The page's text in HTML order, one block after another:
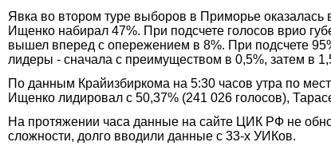
Явка во втором туре выборов в Приморье
Ищенко набирал 47%. При подсчете голосов врио
вышел вперед с опережением в 8%. При подсчете
лидеры - сначала с преимуществом в 0,5%, затем в
По данным Крайизбиркома на 5:30 часов утра по
Ищенко лидировал с 50,37% (241 026 голосов),
На протяжении часа данные на сайте ЦИК РФ не
сложности, долго вводили данные с 33-х УИКов.